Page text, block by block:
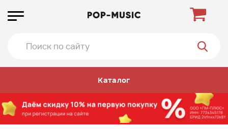
Каталог